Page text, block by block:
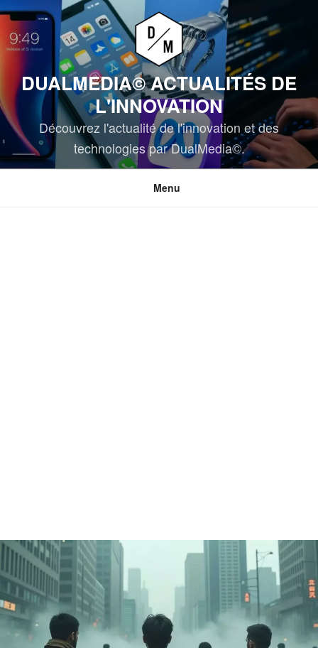
Aller
au
contenu
DUALMEDIA© ACTUALITÉS DE
L'INNOVATION
Découvrez l'actualité de l'innovation et des
technologies par DualMedia©.
Menu